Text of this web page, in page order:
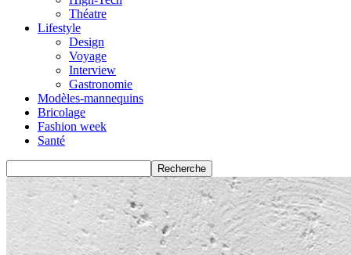
Théatre
Lifestyle
Design
Voyage
Interview
Gastronomie
Modèles-mannequins
Bricolage
Fashion week
Santé